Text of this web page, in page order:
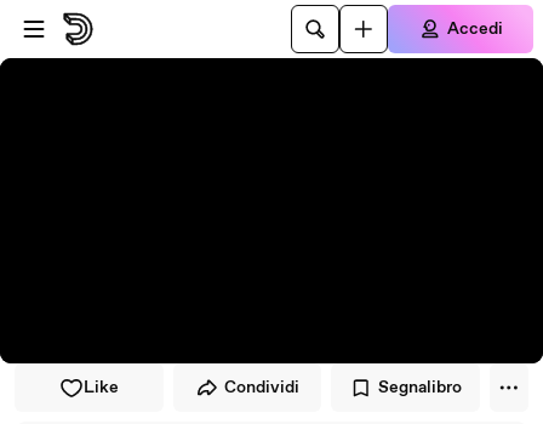
Vai al lettore
Passa al contenuto principale
Accedi
Like Condividi Segnalibro